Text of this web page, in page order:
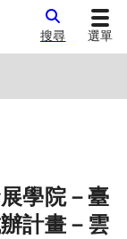
搜尋 選單
學院－臺
計畫－雲